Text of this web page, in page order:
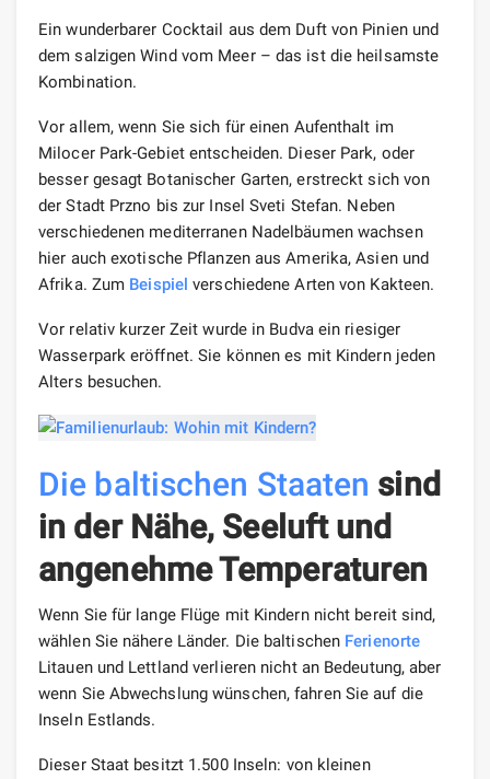
Ein wunderbarer Cocktail aus dem Duft von Pinien und
dem salzigen Wind vom Meer – das ist die heilsamste
Kombination.
Vor allem, wenn Sie sich für einen Aufenthalt im
Milocer Park-Gebiet entscheiden. Dieser Park, oder
besser gesagt Botanischer Garten, erstreckt sich von
der Stadt Przno bis zur Insel Sveti Stefan. Neben
verschiedenen mediterranen Nadelbäumen wachsen
hier auch exotische Pflanzen aus Amerika, Asien und
Afrika. Zum Beispiel verschiedene Arten von Kakteen.
Vor relativ kurzer Zeit wurde in Budva ein riesiger
Wasserpark eröffnet. Sie können es mit Kindern jeden
Alters besuchen.
Die baltischen Staaten sind
in der Nähe, Seeluft und
angenehme Temperaturen
Wenn Sie für lange Flüge mit Kindern nicht bereit sind,
wählen Sie nähere Länder. Die baltischen Ferienorte
Litauen und Lettland verlieren nicht an Bedeutung, aber
wenn Sie Abwechslung wünschen, fahren Sie auf die
Inseln Estlands.
Dieser Staat besitzt 1.500 Inseln: von kleinen